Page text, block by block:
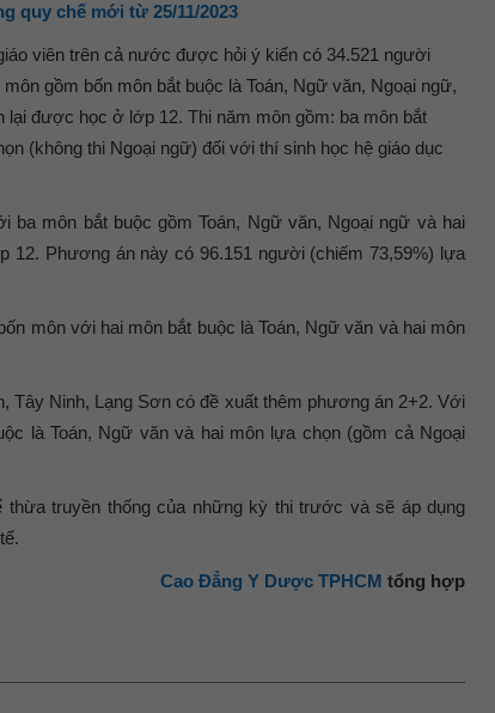
quy chế mới từ 25/11/2023
viên trên cả nước được hỏi ý kiến có 34.521 người
gồm bốn môn bắt buộc là Toán, Ngữ văn, Ngoại ngữ,
được học ở lớp 12. Thi năm môn gồm: ba môn bắt
(không thi Ngoại ngữ) đối với thí sinh học hệ giáo dục
môn bắt buộc gồm Toán, Ngữ văn, Ngoại ngữ và hai
12. Phương án này có 96.151 người (chiếm 73,59%) lựa
môn với hai môn bắt buộc là Toán, Ngữ văn và hai môn
Tây Ninh, Lạng Sơn có đề xuất thêm phương án 2+2. Với
là Toán, Ngữ văn và hai môn lựa chọn (gồm cả Ngoại
truyền thống của những kỳ thi trước và sẽ áp dụng
Cao Đẳng Y Dược TPHCM tổng hợp